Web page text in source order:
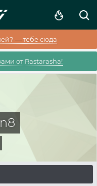
— тебе сюда
от Rastarasha!